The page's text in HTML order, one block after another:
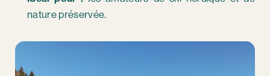
nature préservée.